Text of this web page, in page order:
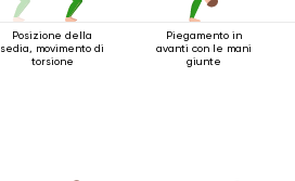
Posizione della
sedia, movimento di
torsione
Piegamento in
avanti con le mani
giunte